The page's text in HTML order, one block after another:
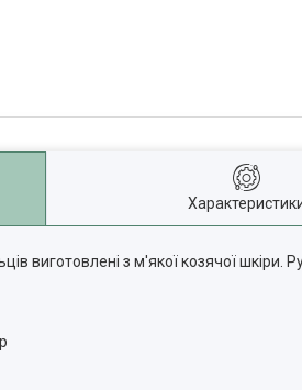
виготовлені з м'якої козячої